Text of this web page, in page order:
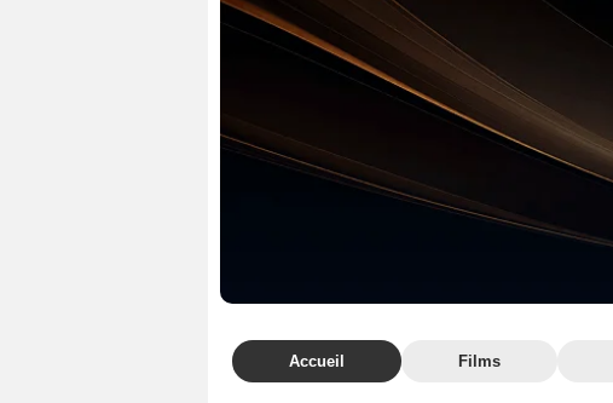
Accueil Films